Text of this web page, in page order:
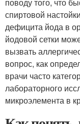
спиртовой
дефицита йода в
йодовой сетки
вызвать
вопрос, как
врачи часто
лабораторного
микроэлемента в